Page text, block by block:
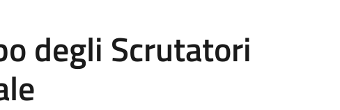
degli Scrutatori